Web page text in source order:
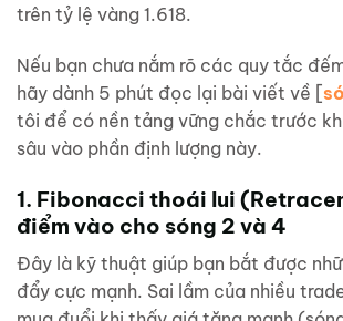
trên tỷ lệ vàng 1.618.
Nếu bạn chưa nắm rõ các quy tắc
hãy dành 5 phút đọc lại bài viết về [
tôi để có nền tảng vững chắc trước
sâu vào phần định lượng này.
1. Fibonacci thoái lui
điểm vào cho sóng 2 và 4
Đây là kỹ thuật giúp bạn bắt được
đẩy cực mạnh. Sai lầm của nhiều